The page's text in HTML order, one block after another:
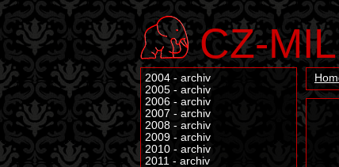
CZ-
2004 - archiv
2005 - archiv
2006 - archiv
2007 - archiv
2008 - archiv
2009 - archiv
2010 - archiv
2011 - archiv